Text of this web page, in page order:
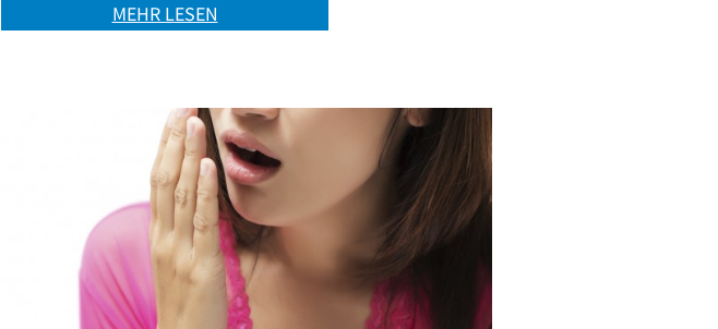
MEHR LESEN